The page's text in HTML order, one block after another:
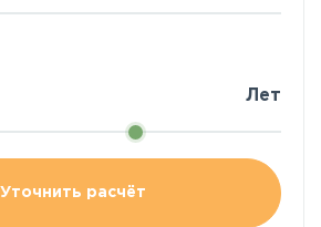
Лет
Уточнить расчёт